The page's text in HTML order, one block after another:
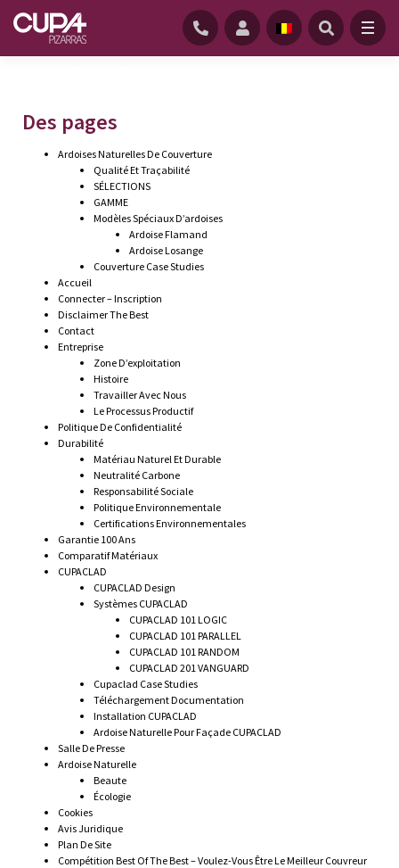
Des pages
Ardoises Naturelles De Couverture
Qualité Et Traçabilité
SÉLECTIONS
GAMME
Modèles Spéciaux D’ardoises
Ardoise Flamand
Ardoise Losange
Couverture Case Studies
Accueil
Connecter – Inscription
Disclaimer The Best
Contact
Entreprise
Zone D’exploitation
Histoire
Travailler Avec Nous
Le Processus Productif
Politique De Confidentialité
Durabilité
Matériau Naturel Et Durable
Neutralité Carbone
Responsabilité Sociale
Politique Environnementale
Certifications Environnementales
Garantie 100 Ans
Comparatif Matériaux
CUPACLAD
CUPACLAD Design
Systèmes CUPACLAD
CUPACLAD 101 LOGIC
CUPACLAD 101 PARALLEL
CUPACLAD 101 RANDOM
CUPACLAD 201 VANGUARD
Cupaclad Case Studies
Téléchargement Documentation
Installation CUPACLAD
Ardoise Naturelle Pour Façade CUPACLAD
Salle De Presse
Ardoise Naturelle
Beaute
Écologie
Cookies
Avis Juridique
Plan De Site
Compétition Best Of The Best – Voulez-Vous Être Le Meilleur Couvreur